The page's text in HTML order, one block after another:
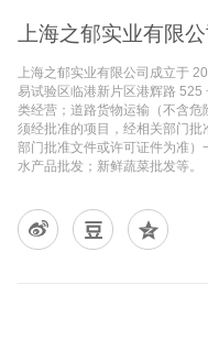
上海之郁实业有限公
上海之郁实业有限公司成立于
易试验区临港新片区港辉路
类经营；道路货物运输（不含
须经批准的项目，经相关部门
部门批准文件或许可证件为准）
水产品批发；新鲜蔬菜批发等。